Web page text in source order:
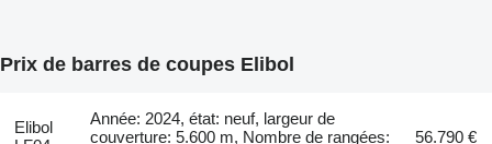
Prix de barres de coupes Elibol
Elibol
Année: 2024, état: neuf, largeur de
couverture: 5.600 m, Nombre de rangées:
56.790 €